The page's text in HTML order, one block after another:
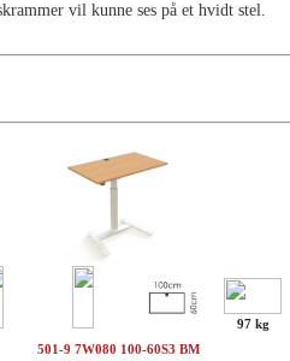
vil kunne ses på et hvidt stel.
97 kg
501-9 7W080 100-60S3 BM